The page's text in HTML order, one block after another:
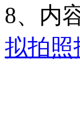
8、内
拟拍照